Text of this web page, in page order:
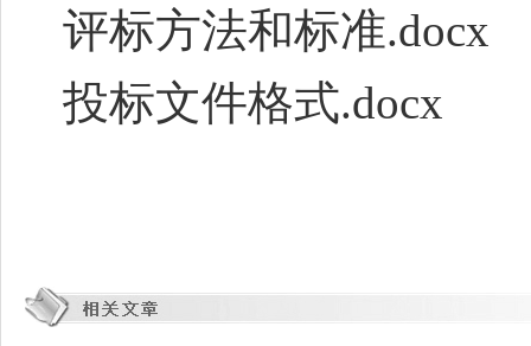
评标方法和标准.docx
投标文件格式.docx